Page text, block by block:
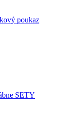
poukaz
SETY